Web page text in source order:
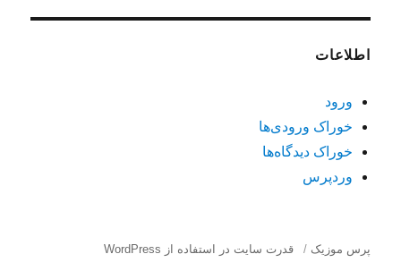
اطلاعات
ورود
خوراک ورودی‌ها
خوراک دیدگاه‌ها
وردپرس
پرس موزیک قدرت سایت در استفاده از WordPress